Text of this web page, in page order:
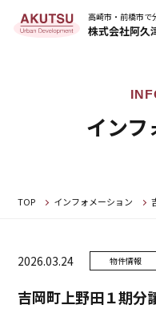
高崎市・前橋市で
株式会社阿久
インフ
TOP インフォメーション
2026.03.24 物件情報
吉岡町上野田１期分